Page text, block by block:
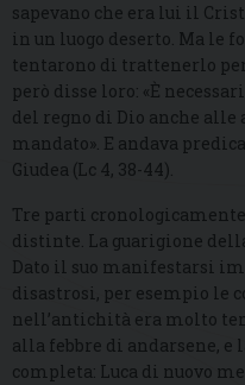
sapevano che era lui il
in un luogo deserto. Ma le
tentarono di trattenerlo
però disse loro: «È
del regno di Dio anche alle
mandato». E andava
Giudea (Lc 4, 38-44).
Tre parti
distinte. La guarigione
Dato il suo manifestarsi
disastrosi, per esempio le
nell’antichità era molto
alla febbre di andarsene, e
completa: Luca di nuovo